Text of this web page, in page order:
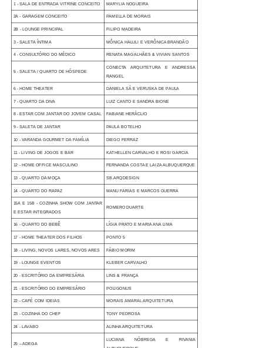
1 - SALA DE ENTRADA VITRINE CONCEITO MARYLIA NOGUEIRA
2A - GARAGEM CONCEITO PAMELLA DE MORAIS
2B - LOUNGE PRINCIPAL FILIPO MADEIRA
3 - SALETA ÍNTIMA MÔNICA HALULI E VERÔNICA BRANDÃO
4 - CONSULTÓRIO DO MÉDICO RENATA MAGALHÃES & VIVIAN SANTOS
5 - SALETA / QUARTO DE HÓSPEDE
CONECTA ARQUITETURA E ANDRESSA
RANGEL
6 - HOME THEATER DANIELA SÁ E VERUSKA DE PAULA
7 - QUARTO DA DIVA LUIZ CANTO E SANDRA BIONE
8 - ESTAR COM JANTAR DO JOVEM CASAL FABIANE HERÁCLIO
9 - SALETA DE JANTAR PAULA BOTELHO
10 - VARANDA GOURMET DA FAMÍLIA DIEGO FERRAZ
11 - LIVING DE JOGOS E BAR KATHELLEN CARVALHO E ROSI GARCIA
12 - HOME OFFICE MASCULINO FERNANDA COSTA E LAIZA ALBUQUERQUE
13 - QUARTO DA MOÇA SB.ARQDESIGN
14 - QUARTO DO RAPAZ MANU FARIAS E MARCOS GUERRA
15A E 15B - COZINHA SHOW COM JANTAR
E ESTAR INTEGRADOS
ROMERO DUARTE
16 - QUARTO DO BEBÊ LÍGIA PRATO E MARIA ANA LIMA
17 - HOME THEATER DOS FILHOS PONTO 5
18 - LIVING, NOVOS LARES, NOVOS ARES FÁBIO MORIM
19 - LOUNGE EVENTOS KLEBER CARVALHO
20 - ESCRITÓRIO DA EMPRESÁRIA LINS & FRANÇA
21 - ESCRITÓRIO DO EMPRESÁRIO POLIGONUS
22 - CAFÉ COM IDEIAS MORAIS AMARAL ARQUITETURA
23 - COZINHA DO CHEF TONY PEDROSA
24 - LAVABO ALINHA ARQUITETURA
25 – ADEGA
LUCIANA NÓBREGA E RIVANIA